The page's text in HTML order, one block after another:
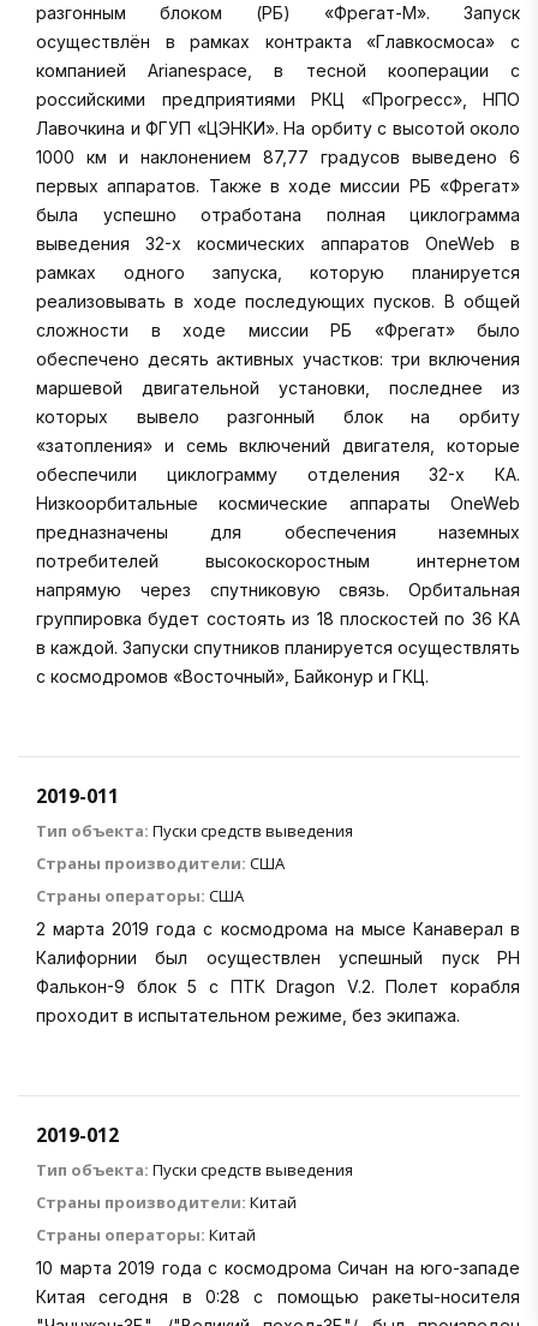
разгонным блоком (РБ) «Фрегат-М». Запуск
осуществлён в рамках контракта «Главкосмоса» с
компанией Arianespace, в тесной кооперации с
российскими предприятиями РКЦ «Прогресс», НПО
Лавочкина и ФГУП «ЦЭНКИ». На орбиту с высотой около
1000 км и наклонением 87,77 градусов выведено 6
первых аппаратов. Также в ходе миссии РБ «Фрегат»
была успешно отработана полная циклограмма
выведения 32-х космических аппаратов OneWeb в
рамках одного запуска, которую планируется
реализовывать в ходе последующих пусков. В общей
сложности в ходе миссии РБ «Фрегат» было
обеспечено десять активных участков: три включения
маршевой двигательной установки, последнее из
которых вывело разгонный блок на орбиту
«затопления» и семь включений двигателя, которые
обеспечили циклограмму отделения 32-х КА.
Низкоорбитальные космические аппараты OneWeb
предназначены для обеспечения наземных
потребителей высокоскоростным интернетом
напрямую через спутниковую связь. Орбитальная
группировка будет состоять из 18 плоскостей по 36 КА
в каждой. Запуски спутников планируется осуществлять
с космодромов «Восточный», Байконур и ГКЦ.
2019-011
Тип объекта: Пуски средств выведения
Страны производители: США
Страны операторы: США
2 марта 2019 года с космодрома на мысе Канаверал в
Калифорнии был осуществлен успешный пуск РН
Фалькон-9 блок 5 с ПТК Dragon V.2. Полет корабля
проходит в испытательном режиме, без экипажа.
2019-012
Тип объекта: Пуски средств выведения
Страны производители: Китай
Страны операторы: Китай
10 марта 2019 года с космодрома Сичан на юго-западе
Китая сегодня в 0:28 с помощью ракеты-носителя